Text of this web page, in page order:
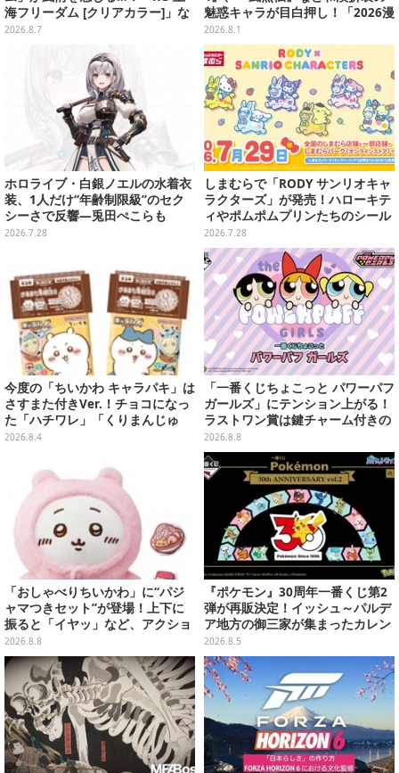
海フリーダム [クリアカラー]」な
どガンプラ2商品が8月順次発売
2026.8.7
魅惑キャラが目白押し！「2026漫
画博覧会」美麗レイヤー13選【写
真39枚】
2026.8.1
ホロライブ・白銀ノエルの水着衣
装、1人だけ“年齢制限級”のセク
シーさで反響―兎田ぺこらも
「こ、こんなことが許されていい
2026.7.28
しまむらで「RODY サンリオキャ
ラクターズ」が発売！ハローキテ
ィやポムポムプリンたちのシール
帳、色が変わるタンブラーなど雑
貨を用意
2026.7.28
今度の「ちいかわ キャラパキ」は
さすまた付きVer.！チョコになっ
た「ハチワレ」「くりまんじゅ
う」たちも可愛い全8種
2026.8.4
「一番くじちょこっと パワーパフ
ガールズ」にテンション上がる！
ラストワン賞は鍵チャーム付きの
シール帳スペシャルセット
2026.8.8
「おしゃべりちいかわ」に“パジ
ャマつきセット”が登場！上下に
振ると「イヤッ」など、アクショ
ンに応じて喋ってくれる
2026.8.8
『ポケモン』30周年一番くじ第2
弾が再販決定！イッシュ～パルデ
ア地方の御三家が集まったカレン
ダー、ぬいぐるみなど記念グッズ
盛りだくさん
2026.8.5